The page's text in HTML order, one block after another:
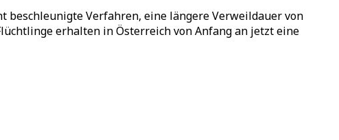
beschleunigte Verfahren, eine längere Verweildauer von
erhalten in Österreich von Anfang an jetzt eine